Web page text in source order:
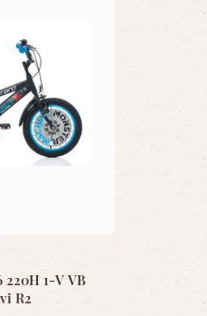
1-V VB
R2